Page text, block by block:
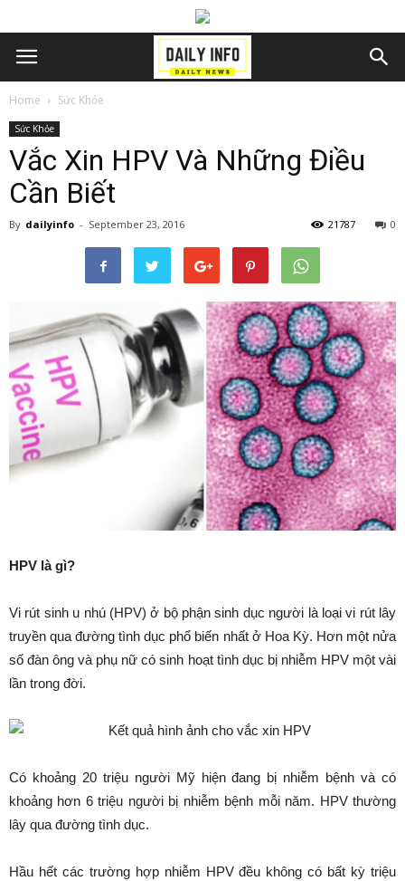
Home Sức Khỏe
Sức Khỏe
Vắc Xin HPV Và Những Điều
Cần Biết
By dailyinfo - September 23, 2016 0
21787
HPV là gì?
Vi rút sinh u nhú (HPV) ở bộ phận sinh dục người là loại vi rút lây
truyền qua đường tình dục phổ biến nhất ở Hoa Kỳ. Hơn một nửa
số đàn ông và phụ nữ có sinh hoạt tình dục bị nhiễm HPV một vài
lần trong đời.
Có khoảng 20 triệu người Mỹ hiện đang bị nhiễm bệnh và có
khoảng hơn 6 triệu người bị nhiễm bệnh mỗi năm. HPV thường
lây qua đường tình dục.
Hầu hết các trường hợp nhiễm HPV đều không có bất kỳ triệu